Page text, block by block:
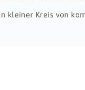
kleiner Kreis von